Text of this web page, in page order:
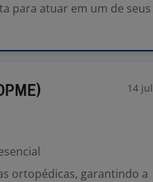
para atuar em um de seus
14 jul
ortopédicas, garantindo a